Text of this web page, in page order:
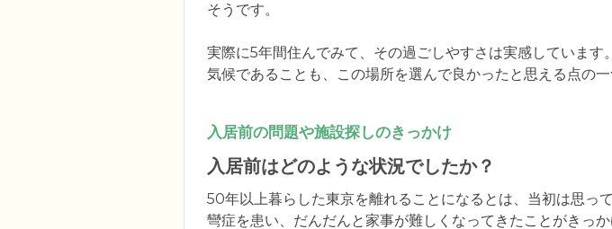
そうです。
実際に5年間住んでみて、その過ごしやすさは実感していま
気候であることも、この場所を選んで良かったと思える点の一
入居前の問題や施設探しのきっかけ
入居前はどのような状況でしたか？
50年以上暮らした東京を離れることになるとは、当初は思っ
彎症を患い、だんだんと家事が難しくなってきたことがきっか